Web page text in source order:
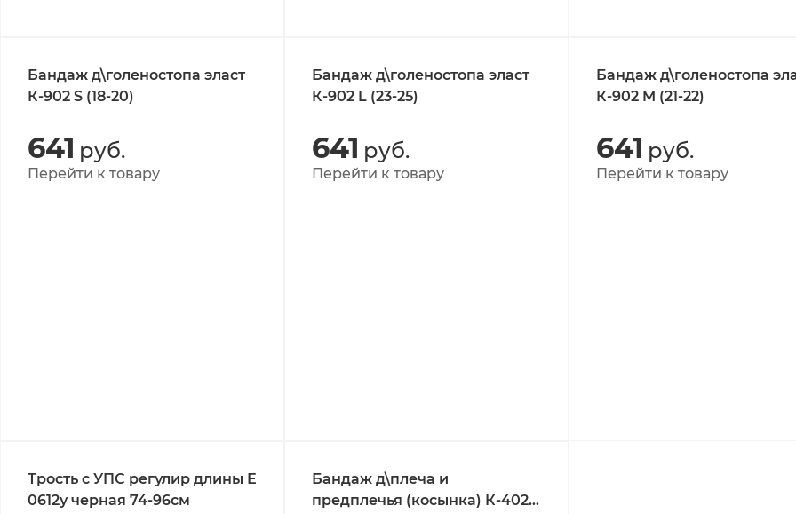
Бандаж д\голеностопа эласт
К-902 S (18-20)
641 руб.
Перейти к товару
Бандаж д\голеностопа эласт
К-902 L (23-25)
641 руб.
Перейти к товару
Бандаж д\голеностопа
К-902 M (21-22)
641 руб.
Перейти к товару
Трость с УПС регулир длины Е
0612у черная 74-96см
Бандаж д\плеча и
предплечья (косынка) К-402